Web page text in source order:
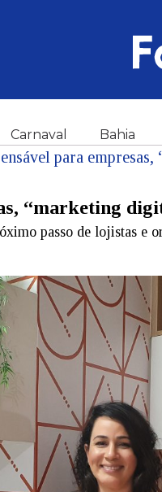
Carnaval Bahia
“marketing
passo de lojistas e